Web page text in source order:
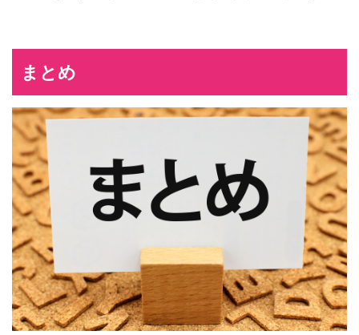
まとめ